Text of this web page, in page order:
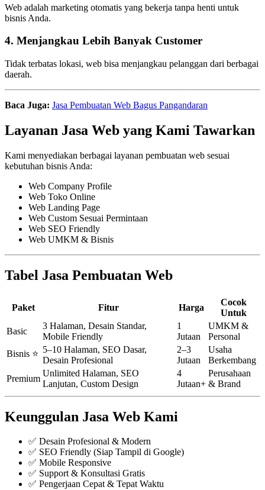
Web adalah marketing otomatis yang bekerja tanpa henti untuk
bisnis Anda.
4. Menjangkau Lebih Banyak Customer
Tidak terbatas lokasi, web bisa menjangkau pelanggan dari berbagai
daerah.
Baca Juga: Jasa Pembuatan Web Bagus Pangandaran
Layanan Jasa Web yang Kami Tawarkan
Kami menyediakan berbagai layanan pembuatan web sesuai
kebutuhan bisnis Anda:
Web Company Profile
Web Toko Online
Web Landing Page
Web Custom Sesuai Permintaan
Web SEO Friendly
Web UMKM & Bisnis
Tabel Jasa Pembuatan Web
Paket Fitur Harga
Cocok
Untuk
Basic
3 Halaman, Desain Standar,
Mobile Friendly
1
Jutaan
UMKM &
Personal
Bisnis ⭐ 5–10 Halaman, SEO Dasar,
Desain Profesional
2–3
Jutaan
Usaha
Berkembang
Premium
Unlimited Halaman, SEO
Lanjutan, Custom Design
4
Jutaan+
Perusahaan
& Brand
Keunggulan Jasa Web Kami
✅ Desain Profesional & Modern
✅ SEO Friendly (Siap Tampil di Google)
✅ Mobile Responsive
✅ Support & Konsultasi Gratis
✅ Pengerjaan Cepat & Tepat Waktu